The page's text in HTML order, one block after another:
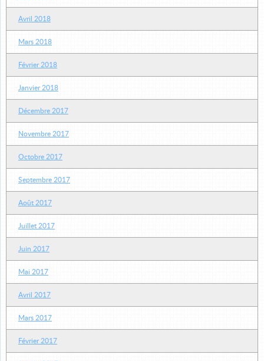
Avril 2018
Mars 2018
Février 2018
Janvier 2018
Décembre 2017
Novembre 2017
Octobre 2017
Septembre 2017
Août 2017
Juillet 2017
Juin 2017
Mai 2017
Avril 2017
Mars 2017
Février 2017